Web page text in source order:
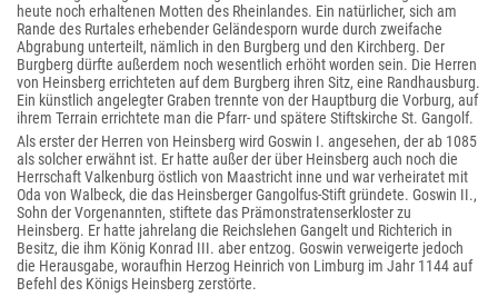
heute noch erhaltenen Motten des Rheinlandes. Ein natürlicher, sich am
Rande des Rurtales erhebender Geländesporn wurde durch zweifache
Abgrabung unterteilt, nämlich in den Burgberg und den Kirchberg. Der
Burgberg dürfte außerdem noch wesentlich erhöht worden sein. Die Herren
von Heinsberg errichteten auf dem Burgberg ihren Sitz, eine Randhausburg.
Ein künstlich angelegter Graben trennte von der Hauptburg die Vorburg, auf
ihrem Terrain errichtete man die Pfarr- und spätere Stiftskirche St. Gangolf.
Als erster der Herren von Heinsberg wird Goswin I. angesehen, der ab 1085
als solcher erwähnt ist. Er hatte außer der über Heinsberg auch noch die
Herrschaft Valkenburg östlich von Maastricht inne und war verheiratet mit
Oda von Walbeck, die das Heinsberger Gangolfus-Stift gründete. Goswin II.,
Sohn der Vorgenannten, stiftete das Prämonstratenserkloster zu
Heinsberg. Er hatte jahrelang die Reichslehen Gangelt und Richterich in
Besitz, die ihm König Konrad III. aber entzog. Goswin verweigerte jedoch
die Herausgabe, woraufhin Herzog Heinrich von Limburg im Jahr 1144 auf
Befehl des Königs Heinsberg zerstörte.